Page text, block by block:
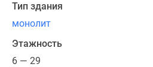
редких
форматов
можно
выделить
Тип здания
монолит
Этажность
6 — 29